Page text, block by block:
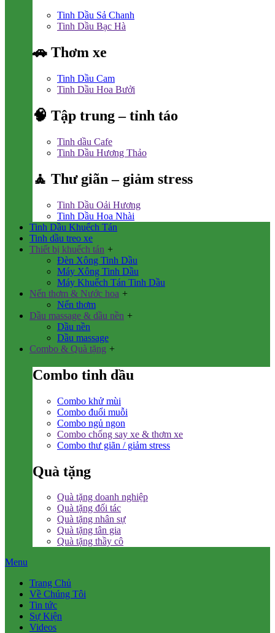
Tinh Dầu Sả Chanh
Tinh Dầu Bạc Hà
🚗 Thơm xe
Tinh Dầu Cam
Tinh Dầu Hoa Bưởi
🧠 Tập trung – tỉnh táo
Tinh dầu Cafe
Tinh Dầu Hương Thảo
🧘 Thư giãn – giảm stress
Tinh Dầu Oải Hương
Tinh Dầu Hoa Nhài
Tinh Dầu Khuếch Tán
Tinh dầu treo xe
Thiết bị khuếch tán +
Đèn Xông Tinh Dầu
Máy Xông Tinh Dầu
Máy Khuếch Tán Tinh Dầu
Nến thơm & Nước hoa +
Nến thơm
Dầu massage & dầu nền +
Dầu nền
Dầu massage
Combo & Quà tặng +
Combo tinh dầu
Combo khử mùi
Combo đuổi muỗi
Combo ngủ ngon
Combo chống say xe & thơm xe
Combo thư giãn / giảm stress
Quà tặng
Quà tặng doanh nghiệp
Quà tặng đối tác
Quà tặng nhân sự
Quà tặng tân gia
Quà tặng thầy cô
Menu
Trang Chủ
Về Chúng Tôi
Tin tức
Sự Kiện
Videos